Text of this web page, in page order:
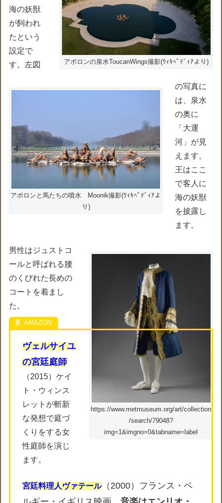
アポロンの泉水ToucanWings撮影(ｳｨｷﾍﾟﾃﾞｨｱより)
アポロンと馬たちの噴水 Moonik撮影(ｳｨｷﾍﾟﾃﾞｨｱよ
り)
海の妖獣
が飼われ
たという
設定で
す。左図
の写真に
は、泉水
の奥に
「大運
河」が見
えます。
王はここ
で客人に
海の妖獣
を披露し
ます。
https://www.metmuseum.org/art/collection
/search/79048?
img=1&imgno=0&tabname=label
男性はジュストコ
ールと呼ばれる腰
のくびれた長めの
コートを着まし
た。
ヴェルサイユ
の宮廷庭師
（2015）ケイ
ト・ウィンス
レットが斬新
な発想で庭づ
くりをする女
性庭師を演じ
ます。
宮廷料理人ヴァテール（2000）フランス・ベ